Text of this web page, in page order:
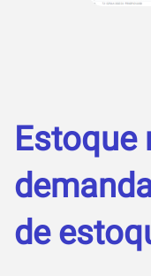
Estoque
de